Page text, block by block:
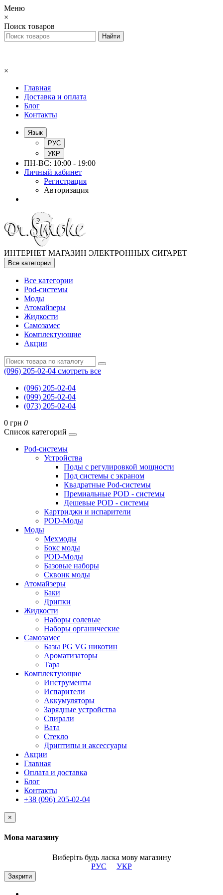
Меню
×
Поиск товаров
×
Главная
Доставка и оплата
Блог
Контакты
Язык
РУС
УКР
ПН-ВС: 10:00 - 19:00
Личный кабинет
Регистрация
Авторизация
ИНТЕРНЕТ МАГАЗИН ЭЛЕКТРОННЫХ СИГАРЕТ
Все категории
Все категории
Pod-системы
Моды
Атомайзеры
Жидкости
Самозамес
Комплектующие
Акции
(096) 205-02-04 смотреть все
(096) 205-02-04
(099) 205-02-04
(073) 205-02-04
0 грн 0
Список категорий
Pod-системы
Устройства
Поды с регулировкой мощности
Под системы с экраном
Квадратные Pod-системы
Премиальные POD - системы
Дешевые POD - системы
Картриджи и испарители
POD-Моды
Моды
Мехмоды
Бокс моды
POD-Моды
Базовые наборы
Сквонк моды
Атомайзеры
Баки
Дрипки
Жидкости
Наборы солевые
Наборы органические
Самозамес
Базы PG VG никотин
Ароматизаторы
Тара
Комплектующие
Инструменты
Испарители
Аккумуляторы
Зарядные устройства
Спирали
Вата
Стекло
Дриптипы и аксессуары
Акции
Главная
Оплата и доставка
Блог
Контакты
+38 (096) 205-02-04
×
Мова магазину
Виберіть будь ласка мову магазину
РУС
УКР
Закрити